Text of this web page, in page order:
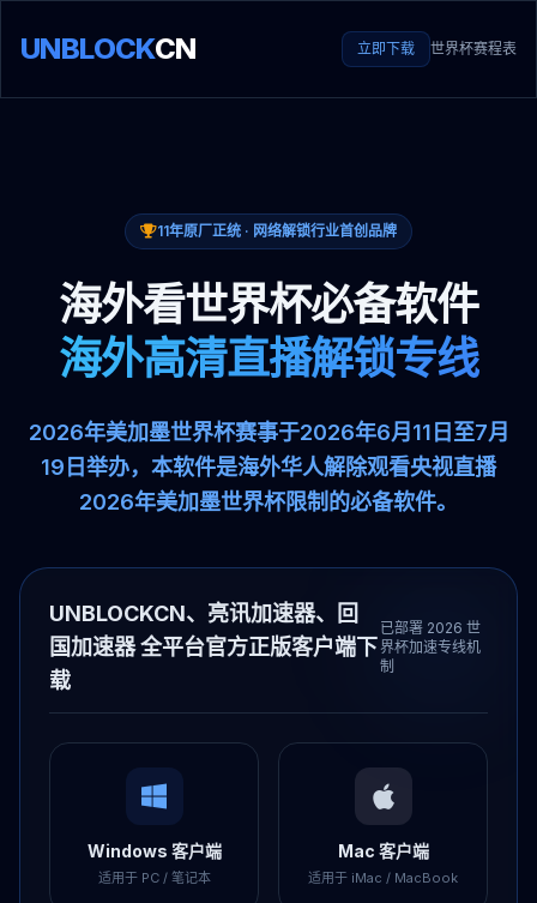
UNBLOCKCN 立即下载 世界杯赛程表
11年原厂正统 · 网络解锁行业首创品牌
海外看世界杯必备软件
海外高清直播解锁专线
2026年美加墨世界杯赛事于2026年6月11日至7月
19日举办，本软件是海外华人解除观看央视直播
2026年美加墨世界杯限制的必备软件。
UNBLOCKCN、亮讯加速器、回
国加速器 全平台官方正版客户端下
载
已部署 2026 世
界杯加速专线机
制
Windows 客户端
适用于 PC / 笔记本
Mac 客户端
适用于 iMac / MacBook